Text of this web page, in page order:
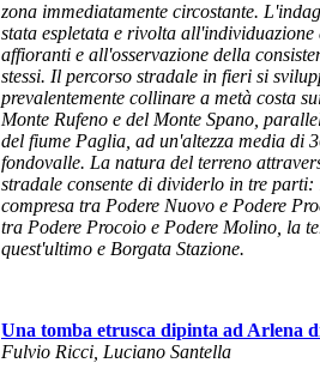
zona immediatamente circostante.
stata espletata e rivolta
affioranti e all'osservazione della
stessi. Il percorso stradale in fieri si
prevalentemente collinare a metà costa
Monte Rufeno e del Monte Spano,
del fiume Paglia, ad un'altezza media di
fondovalle. La natura del terreno
stradale consente di dividerlo in tre
compresa tra Podere Nuovo e Podere
tra Podere Procoio e Podere Molino, la
quest'ultimo e Borgata Stazione.
Una tomba etrusca dipinta ad Arlena
Fulvio Ricci, Luciano Santella